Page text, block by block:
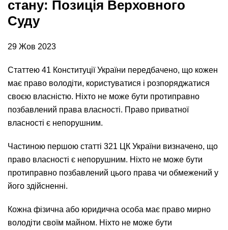
стану: Позиція Верховного
Суду
29 Жов 2023
Статтею 41 Конституції України передбачено, що кожен
має право володіти, користуватися і розпоряджатися
своєю власністю. Ніхто не може бути протиправно
позбавлений права власності. Право приватної
власності є непорушним.
Частиною першою статті 321 ЦК України визначено, що
право власності є непорушним. Ніхто не може бути
протиправно позбавлений цього права чи обмежений у
його здійсненні.
Кожна фізична або юридична особа має право мирно
володіти своїм майном. Ніхто не може бути